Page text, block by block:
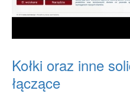
Kołki oraz inne
łączące